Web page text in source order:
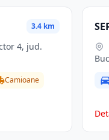
3.4 km
Camioane